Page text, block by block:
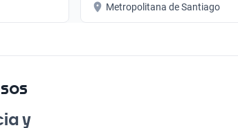
Metropolitana de Santiago
y